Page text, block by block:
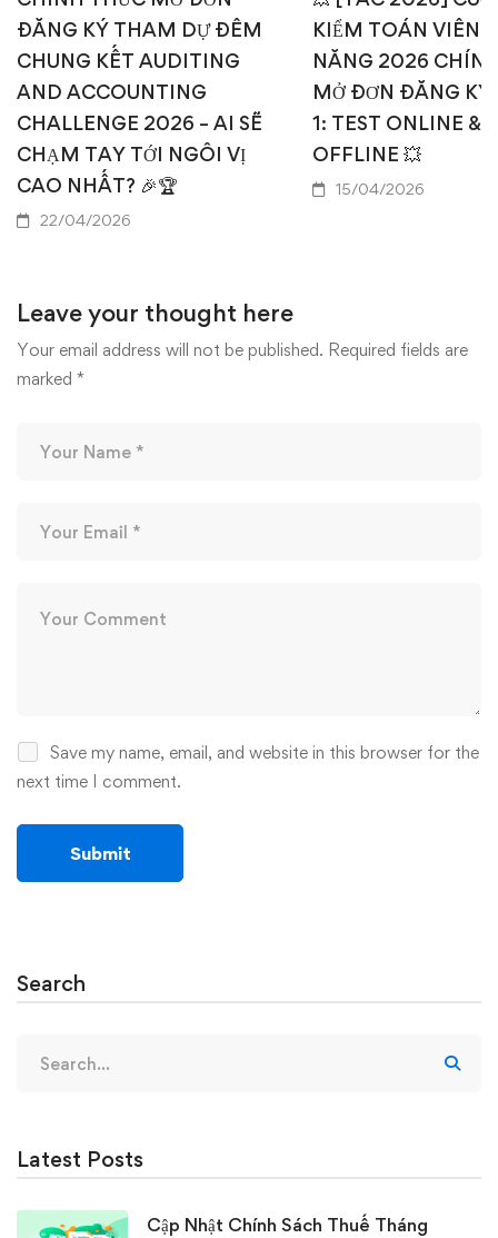
ĐĂNG KÝ THAM DỰ ĐÊM
CHUNG KẾT AUDITING
AND ACCOUNTING
CHALLENGE 2026 – AI SẼ
CHẠM TAY TỚI NGÔI VỊ
CAO NHẤT? 🎉🏆
22/04/2026
KIỂM TOÁN VIÊN
NĂNG 2026
MỞ ĐƠN ĐĂNG KÝ
1: TEST ONLINE &
OFFLINE 💥
15/04/2026
Leave your thought here
Your email address will not be published. Required fields are
marked *
Save my name, email, and website in this browser for the
next time I comment.
Search
for:
Latest Posts
Cập Nhật Chính Sách Thuế Tháng